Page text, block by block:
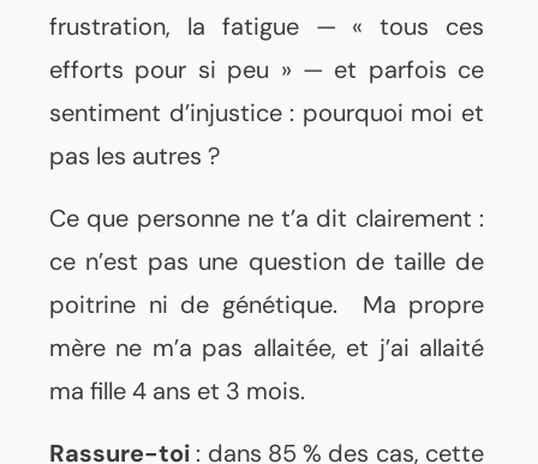
frustration, la fatigue — « tous ces
efforts pour si peu » — et parfois ce
sentiment d’injustice : pourquoi moi et
pas les autres ?
Ce que personne ne t’a dit clairement :
ce n’est pas une question de taille de
poitrine ni de génétique. Ma propre
mère ne m’a pas allaitée, et j’ai allaité
ma fille 4 ans et 3 mois.
Rassure-toi : dans 85 % des cas, cette